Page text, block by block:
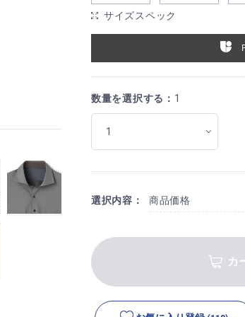
サイズスペック
数量を選択する： 1
選択内容： 商品価格
カ